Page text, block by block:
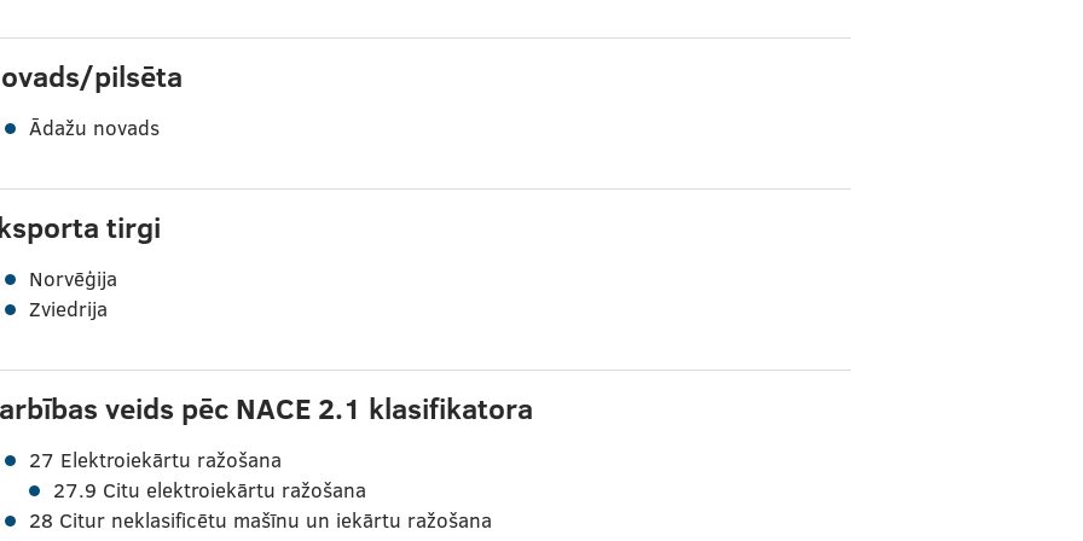
pilsēta
Ādažu novads
tirgi
Norvēģija
Zviedrija
veids pēc NACE 2.1 klasifikatora
27 Elektroiekārtu ražošana
27.9 Citu elektroiekārtu ražošana
28 Citur neklasificētu mašīnu un iekārtu ražošana